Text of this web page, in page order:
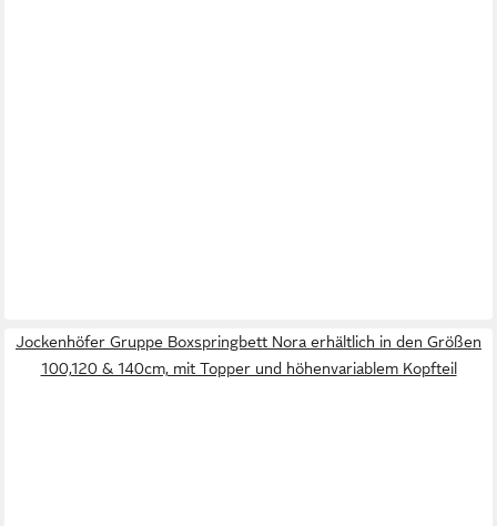
Jockenhöfer Gruppe Boxspringbett Nora erhältlich in den Größen
100,120 & 140cm, mit Topper und höhenvariablem Kopfteil